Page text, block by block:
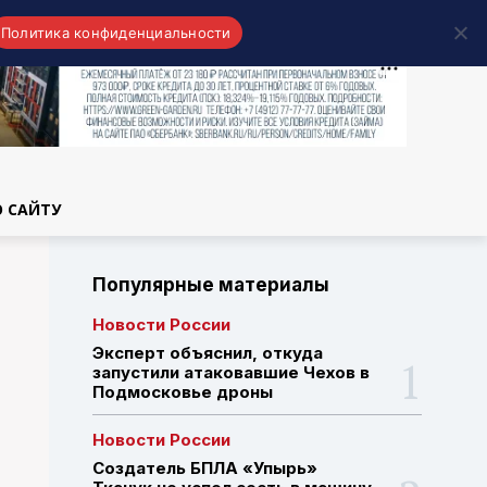
САЙТУ
Популярные материалы
Новости России
Эксперт объяснил, откуда
запустили атаковавшие Чехов в
Подмосковье дроны
Новости России
Создатель БПЛА «Упырь»
Политика конфиденциальности